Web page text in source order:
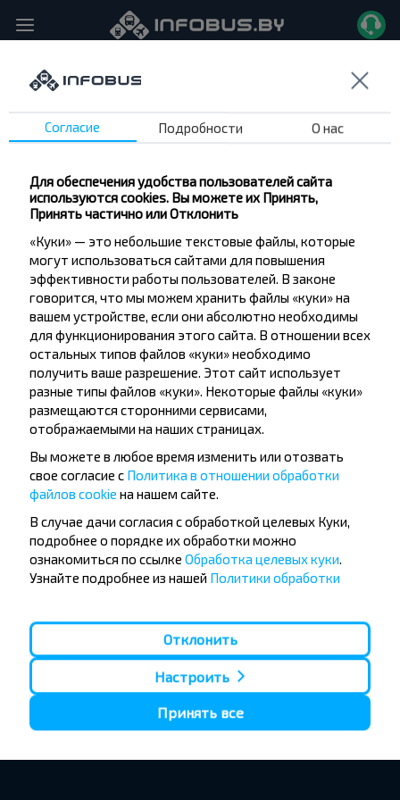
Шарковщина → Минск
На выбранную Вами дату рейсы не найдены
Согласие Подробности О нас
Для обеспечения удобства пользователей сайта
используются cookies. Вы можете их Принять,
Принять частично или Отклонить
«Куки» — это небольшие текстовые файлы, которые
могут использоваться сайтами для повышения
эффективности работы пользователей. В законе
говорится, что мы можем хранить файлы «куки» на
вашем устройстве, если они абсолютно необходимы
для функционирования этого сайта. В отношении всех
остальных типов файлов «куки» необходимо
получить ваше разрешение. Этот сайт использует
разные типы файлов «куки». Некоторые файлы «куки»
размещаются сторонними сервисами,
отображаемыми на наших страницах.
Вы можете в любое время изменить или отозвать
свое согласие с Политика в отношении обработки
файлов cookie на нашем сайте.
В случае дачи согласия с обработкой целевых Куки,
подробнее о порядке их обработки можно
ознакомиться по ссылке Обработка целевых куки.
Узнайте подробнее из нашей Политики обработки
данные.
Отклонить
Настроить
Принять все